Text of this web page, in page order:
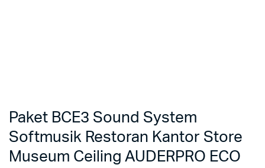
Paket BCE3 Sound System
Softmusik Restoran Kantor Store
Museum Ceiling AUDERPRO ECO